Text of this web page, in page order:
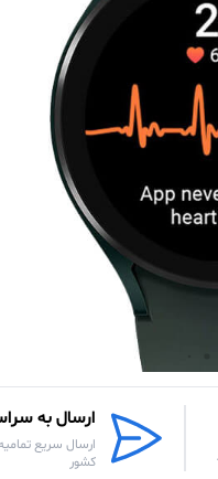
ارسال به
ارسال سریع
کشور